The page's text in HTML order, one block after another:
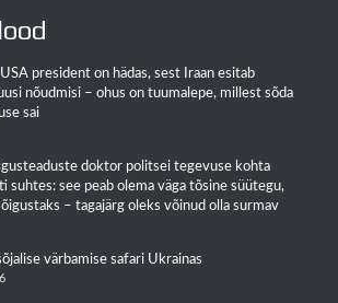
president on hädas, sest Iraan esitab
nõudmisi – ohus on tuumalepe, millest sõda
sai
doktor politsei tegevuse kohta
suhtes: see peab olema väga tõsine süütegu,
õigustaks – tagajärg oleks võinud olla surmav
värbamise safari Ukrainas